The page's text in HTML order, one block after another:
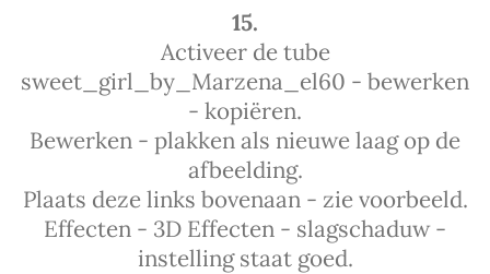
15.
Activeer de tube
sweet_girl_by_Marzena_el60 - bewerken
- kopiëren.
Bewerken - plakken als nieuwe laag op de
afbeelding.
Plaats deze links bovenaan - zie voorbeeld.
Effecten - 3D Effecten - slagschaduw -
instelling staat goed.